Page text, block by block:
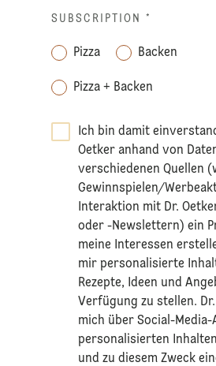
SUBSCRIPTION *
Pizza Backen
Pizza + Backen
Ich bin damit
Oetker anhand von
verschiedenen Quellen
Gewinnspielen/
Interaktion mit Dr.
oder -Newslettern) ein
meine Interessen
mir personalisierte
Rezepte, Ideen und
Verfügung zu stellen.
mich über Social-Media-
personalisierten
und zu diesem Zweck